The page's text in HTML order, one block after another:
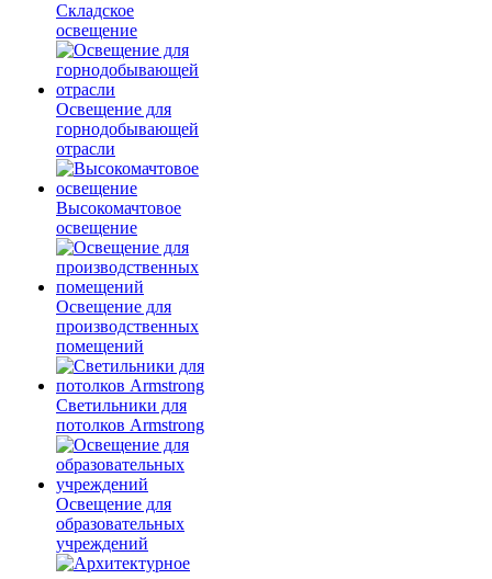
Складское
освещение
Освещение для
горнодобывающей
отрасли
Высокомачтовое
освещение
Освещение для
производственных
помещений
Светильники для
потолков Armstrong
Освещение для
образовательных
учреждений